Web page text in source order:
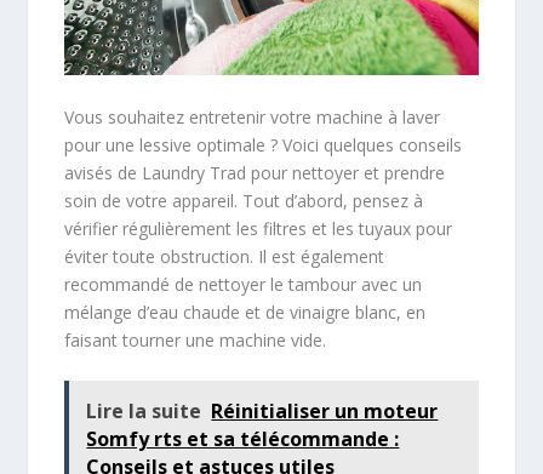
Vous souhaitez entretenir votre machine à laver
pour une lessive optimale ? Voici quelques conseils
avisés de Laundry Trad pour nettoyer et prendre
soin de votre appareil. Tout d’abord, pensez à
vérifier régulièrement les filtres et les tuyaux pour
éviter toute obstruction. Il est également
recommandé de nettoyer le tambour avec un
mélange d’eau chaude et de vinaigre blanc, en
faisant tourner une machine vide.
Lire la suite Réinitialiser un moteur
Somfy rts et sa télécommande :
Conseils et astuces utiles